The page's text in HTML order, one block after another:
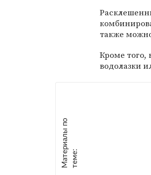
также
Кроме того,
водолазки
М
а
т е
р
и
а
л
ы
п
о
т
е
м
е :